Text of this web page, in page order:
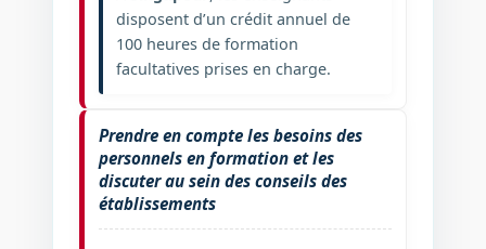
disposent d’un crédit annuel de
100 heures de formation
facultatives prises en charge.
Prendre en compte les besoins des
personnels en formation et les
discuter au sein des conseils des
établissements